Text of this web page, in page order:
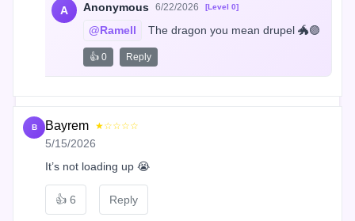
A Anonymous 6/22/2026 [Level 0]
@Ramell The dragon you mean drupel 🐲🟣
👍 0 Reply
B Bayrem ★☆☆☆☆
5/15/2026
It’s not loading up 😭
👍 6 Reply